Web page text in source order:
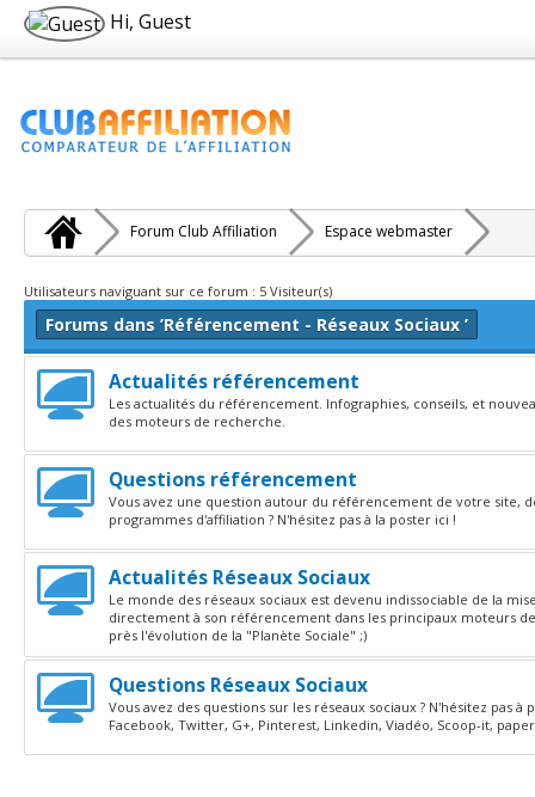
Hi, Guest
Forum Club Affiliation Espace webmaster
Utilisateurs naviguant sur ce forum : 5 Visiteur(s)
Forums dans ’Référencement - Réseaux Sociaux ’
Actualités référencement
Les actualités du référencement. Infographies, conseils, et
des moteurs de recherche.
Questions référencement
Vous avez une question autour du référencement de votre site,
programmes d'affiliation ? N'hésitez pas à la poster ici !
Actualités Réseaux Sociaux
Le monde des réseaux sociaux est devenu indissociable de la
directement à son référencement dans les principaux moteurs
près l'évolution de la "Planète Sociale" ;)
Questions Réseaux Sociaux
Vous avez des questions sur les réseaux sociaux ? N'hésitez pas
Facebook, Twitter, G+, Pinterest, Linkedin, Viadéo, Scoop-it,